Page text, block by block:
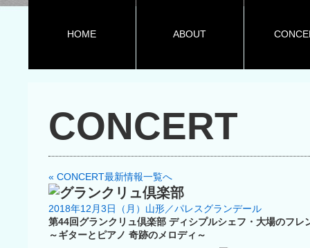
HOME ABOUT
CONCERT
« CONCERT最新情報一覧へ
2018年12月3日（月）山形／パレスグランデール
第44回グランクリュ倶楽部 ディシプルシェフ・大場のフレ
～ギターとピアノ 奇跡のメロディ～